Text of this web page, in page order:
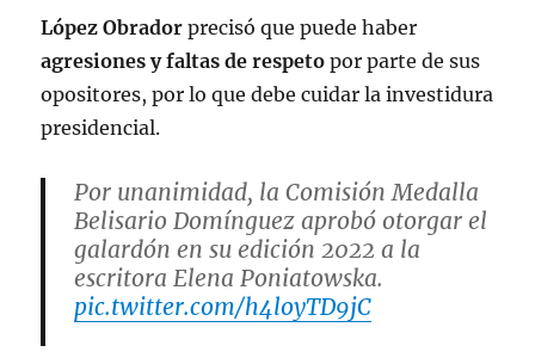
López Obrador precisó que puede haber
agresiones y faltas de respeto por parte de sus
opositores, por lo que debe cuidar la investidura
presidencial.
Por unanimidad, la Comisión Medalla
Belisario Domínguez aprobó otorgar el
galardón en su edición 2022 a la
escritora Elena Poniatowska.
pic.twitter.com/h4loyTD9jC